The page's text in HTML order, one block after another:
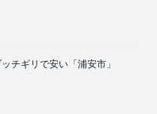
チギリで安い「浦安市」